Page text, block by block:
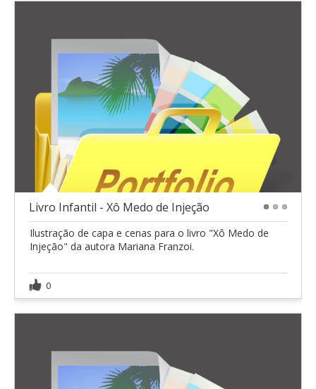
Livro Infantil - Xô Medo de Injeção
Ilustração de capa e cenas para o livro "Xô Medo de
Injeção" da autora Mariana Franzoi.
0